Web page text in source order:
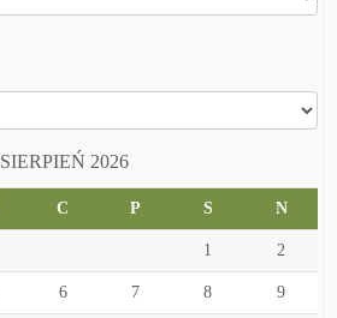
SIERPIEŃ 2026
C P S N
1 2
6 7 8 9